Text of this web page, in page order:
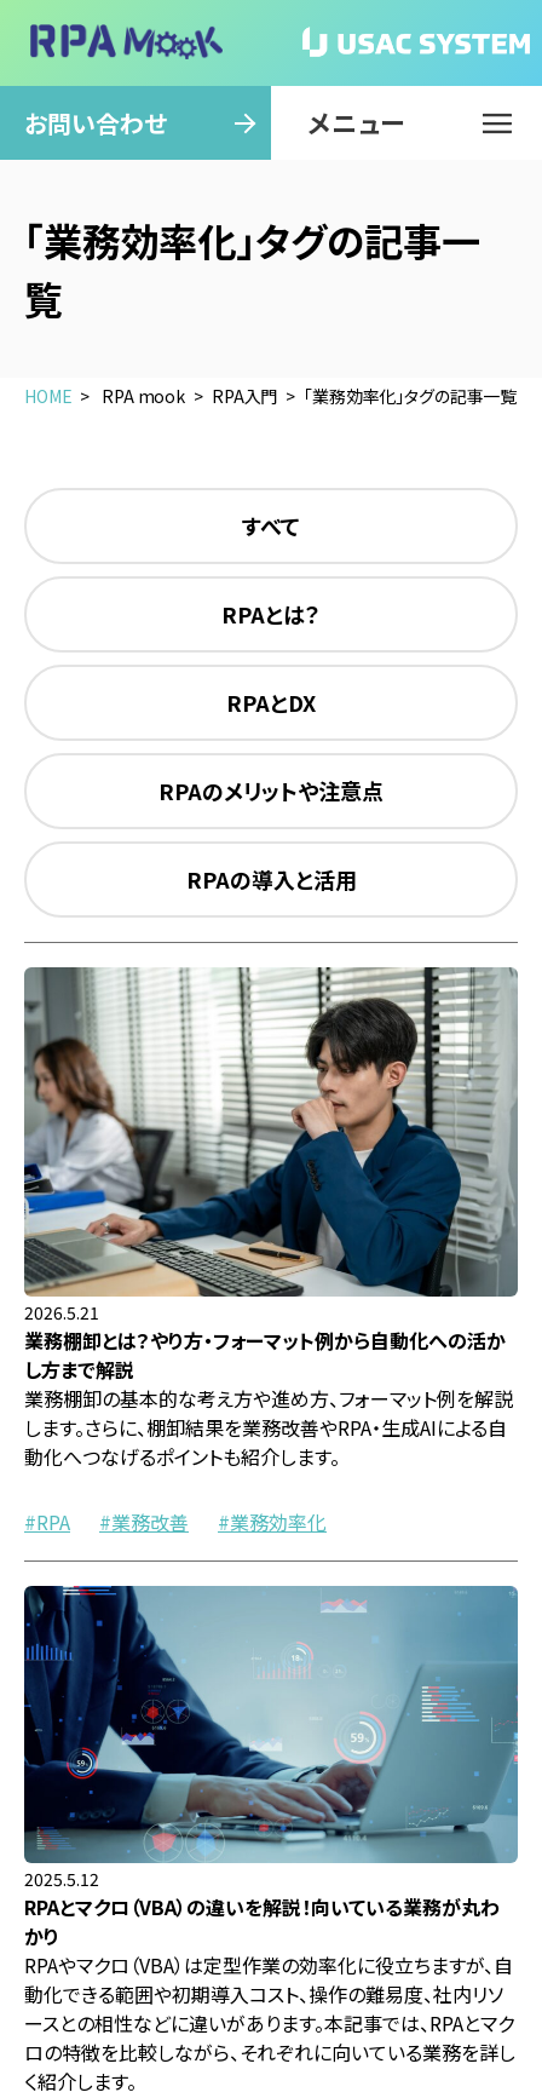
お問い合わせ メニュー
閉じる
「業務効率化」タグの記事一
覧
HOME RPA mook RPA入門 「業務効率化」タグの記事一覧
すべて
RPAとは？
RPAとDX
RPAのメリットや注意点
RPAの導入と活用
2026.5.21
業務棚卸とは？やり方・フォーマット例から自動化への活か
し方まで解説
業務棚卸の基本的な考え方や進め方、フォーマット例を解説
します。さらに、棚卸結果を業務改善やRPA・生成AIによる自
動化へつなげるポイントも紹介します。
RPA 業務改善 業務効率化
2025.5.12
RPAとマクロ（VBA）の違いを解説！向いている業務が丸わ
かり
RPAやマクロ（VBA）は定型作業の効率化に役立ちますが、自
動化できる範囲や初期導入コスト、操作の難易度、社内リソ
ースとの相性などに違いがあります。本記事では、RPAとマク
ロの特徴を比較しながら、それぞれに向いている業務を詳し
く紹介します。